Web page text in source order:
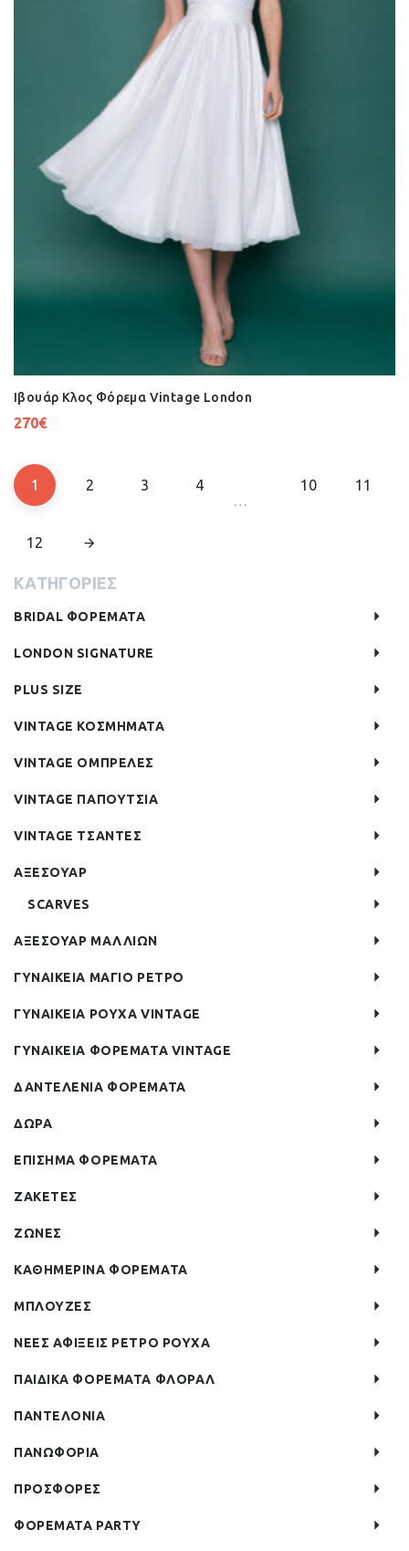
Ιβουάρ Κλος Φόρεμα Vintage London
270€
1 2 3
4
…
10 11
12
ΚΑΤΗΓΟΡΙΕΣ
BRIDAL ΦΟΡΕΜΑΤΑ
LONDON SIGNATURE
PLUS SIZE
VINTAGE ΚΟΣΜΗΜΑΤΑ
VINTAGE ΟΜΠΡΕΛΕΣ
VINTAGE ΠΑΠΟΥΤΣΙΑ
VINTAGE ΤΣΑΝΤΕΣ
ΑΞΕΣΟΥΑΡ
SCARVES
ΑΞΕΣΟΥΑΡ ΜΑΛΛΙΩΝ
ΓΥΝΑΙΚΕΙΑ ΜΑΓΙΟ ΡΕΤΡΟ
ΓΥΝΑΙΚΕΙΑ ΡΟΥΧΑ VINTAGE
ΓΥΝΑΙΚΕΙΑ ΦΟΡΕΜΑΤΑ VINTAGE
ΔΑΝΤΕΛΕΝΙΑ ΦΟΡΕΜΑΤΑ
ΔΩΡΑ
ΕΠΙΣΗΜΑ ΦΟΡΕΜΑΤΑ
ΖΑΚΕΤΕΣ
ΖΩΝΕΣ
ΚΑΘΗΜΕΡΙΝΑ ΦΟΡΕΜΑΤΑ
ΜΠΛΟΥΖΕΣ
ΝΕΕΣ ΑΦΙΞΕΙΣ ΡΕΤΡΟ ΡΟΥΧΑ
ΠΑΙΔΙΚΑ ΦΟΡΕΜΑΤΑ ΦΛΟΡΑΛ
ΠΑΝΤΕΛΟΝΙΑ
ΠΑΝΩΦΟΡΙΑ
ΠΡΟΣΦΟΡΕΣ
ΦΟΡΕΜΑΤΑ PARTY